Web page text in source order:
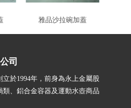
雅品沙拉碗加蓋
司
於1994年，前身為永上金屬股
、鋁合金容器及運動水壺商品